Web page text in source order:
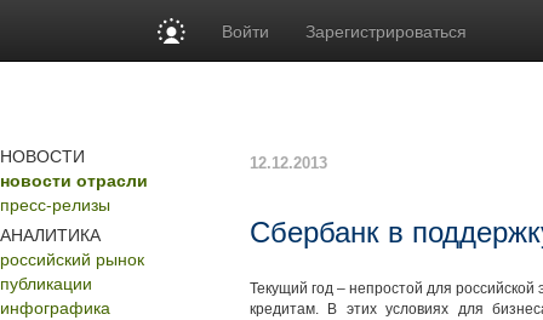
Войти Зарегистрироваться
НОВОСТИ
новости отрасли
пресс-релизы
АНАЛИТИКА
российский рынок
публикации
инфографика
12.12.2013
Сбербанк в
Текущий год – непростой для
кредитам. В этих условиях для